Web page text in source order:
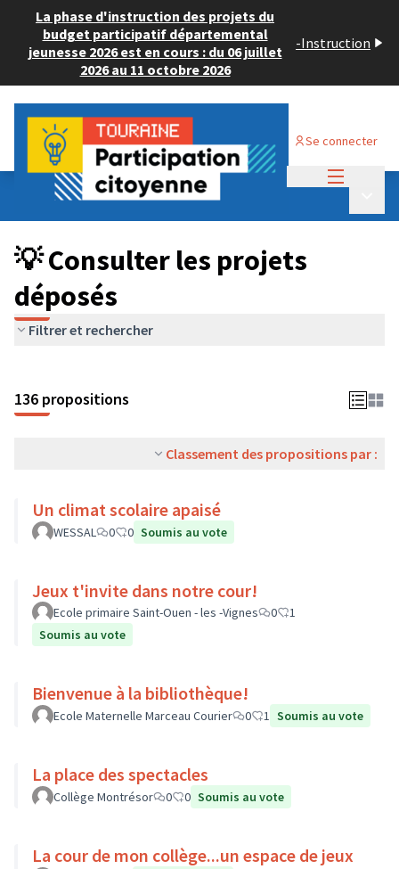
La phase d'instruction des projets du
budget participatif départemental
jeunesse 2026 est en cours : du 06 juillet
2026 au 11 octobre 2026
-Instruction
Se connecter
Budget Participatif JEUNESSE 2024
💡 Consulter les projets déposés
💡 Consulter les projets
déposés
Filtrer et rechercher
136 propositions
Classement des propositions par :
Un climat scolaire apaisé
WESSAL 0 0 Soumis au vote
Jeux t'invite dans notre cour!
Ecole primaire Saint-Ouen - les -Vignes 0
1
Soumis au vote
Bienvenue à la bibliothèque!
Ecole Maternelle Marceau Courier 0 1 Soumis au vote
La place des spectacles
Collège Montrésor 0 0 Soumis au vote
La cour de mon collège...un espace de jeux